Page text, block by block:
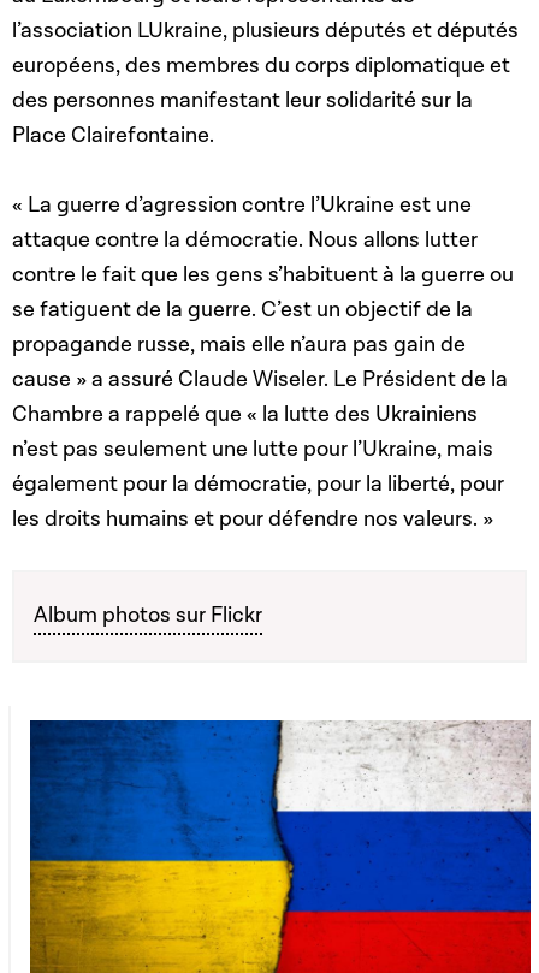
l’association LUkraine, plusieurs députés et députés
européens, des membres du corps diplomatique et
des personnes manifestant leur solidarité sur la
Place Clairefontaine.
« La guerre d’agression contre l’Ukraine est une
attaque contre la démocratie. Nous allons lutter
contre le fait que les gens s’habituent à la guerre ou
se fatiguent de la guerre. C’est un objectif de la
propagande russe, mais elle n’aura pas gain de
cause » a assuré Claude Wiseler. Le Président de la
Chambre a rappelé que « la lutte des Ukrainiens
n’est pas seulement une lutte pour l’Ukraine, mais
également pour la démocratie, pour la liberté, pour
les droits humains et pour défendre nos valeurs. »
Album photos sur Flickr